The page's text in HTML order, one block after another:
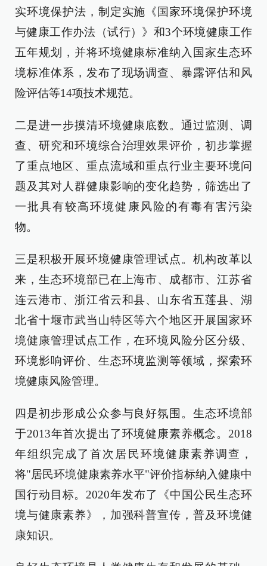
实环境保护法，制定实施《国家环境保护环境
与健康工作办法（试行）》和3个环境健康工作
五年规划，并将环境健康标准纳入国家生态环
境标准体系，发布了现场调查、暴露评估和风
险评估等14项技术规范。
二是进一步摸清环境健康底数。通过监测、调
查、研究和环境综合治理效果评价，初步掌握
了重点地区、重点流域和重点行业主要环境问
题及其对人群健康影响的变化趋势，筛选出了
一批具有较高环境健康风险的有毒有害污染
物。
三是积极开展环境健康管理试点。机构改革以
来，生态环境部已在上海市、成都市、江苏省
连云港市、浙江省云和县、山东省五莲县、湖
北省十堰市武当山特区等六个地区开展国家环
境健康管理试点工作，在环境风险分区分级、
环境影响评价、生态环境监测等领域，探索环
境健康风险管理。
四是初步形成公众参与良好氛围。生态环境部
于2013年首次提出了环境健康素养概念。2018
年组织完成了首次居民环境健康素养调查，
将"居民环境健康素养水平"评价指标纳入健康中
国行动目标。2020年发布了《中国公民生态环
境与健康素养》，加强科普宣传，普及环境健
康知识。